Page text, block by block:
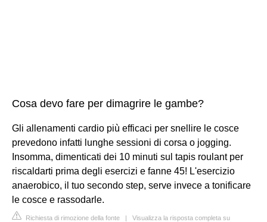
Cosa devo fare per dimagrire le gambe?
Gli allenamenti cardio più efficaci per snellire le cosce
prevedono infatti lunghe sessioni di corsa o jogging.
Insomma, dimenticati dei 10 minuti sul tapis roulant per
riscaldarti prima degli esercizi e fanne 45! L'esercizio
anaerobico, il tuo secondo step, serve invece a tonificare
le cosce e rassodarle.
Richiesta di rimozione della fonte | Visualizza la risposta completa su